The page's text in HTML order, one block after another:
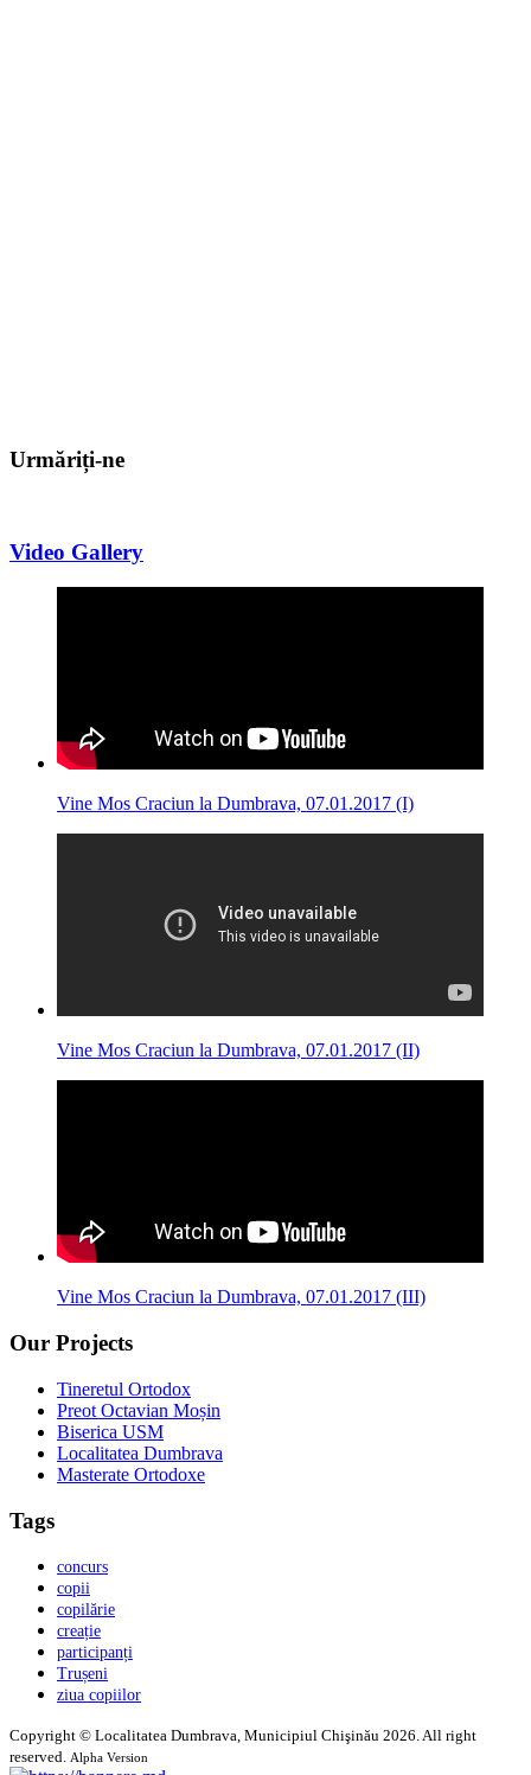
Urmăriți-ne
Video Gallery
Vine Mos Craciun la Dumbrava, 07.01.2017 (I)
Vine Mos Craciun la Dumbrava, 07.01.2017 (II)
Vine Mos Craciun la Dumbrava, 07.01.2017 (III)
Our Projects
Tineretul Ortodox
Preot Octavian Moșin
Biserica USM
Localitatea Dumbrava
Masterate Ortodoxe
Tags
concurs
copii
copilărie
creație
participanți
Trușeni
ziua copiilor
Copyright © Localitatea Dumbrava, Municipiul Chişinău 2026. All right
reserved. Alpha Version